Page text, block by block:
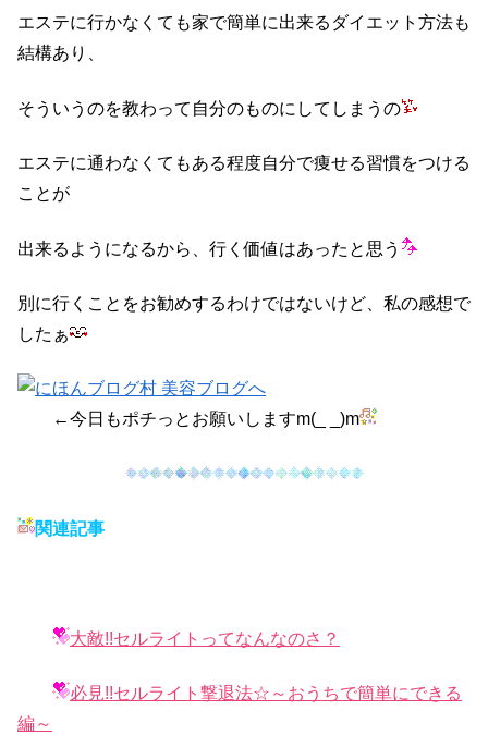
エステに行かなくても家で簡単に出来るダイエット方法も
結構あり、
そういうのを教わって自分のものにしてしまうの
エステに通わなくてもある程度自分で痩せる習慣をつける
ことが
出来るようになるから、行く価値はあったと思う
別に行くことをお勧めするわけではないけど、私の感想で
したぁ
←今日もポチっとお願いしますm(_ _)m
関連記事
大敵!!セルライトってなんなのさ？
必見!!セルライト撃退法☆～おうちで簡単にできる
編～